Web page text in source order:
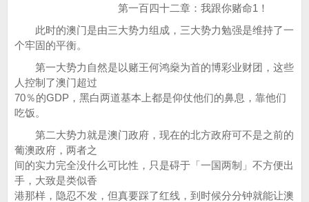
第一百四十二章：我跟你赌命1！
此时的澳门是由三大势力组成，三大势力勉强是维持了一
个牢固的平衡。
第一大势力自然是以赌王何鸿燊为首的博彩业财团，这些
人控制了澳门超过
70％的GDP，黑白两道基本上都是仰仗他们的鼻息，靠他们
吃饭。
第二大势力就是澳门政府，现在的北方政府可不是之前的
葡澳政府，两者之
间的实力完全没什么可比性，只是碍于「一国两制」不方便出
手，大致是类似香
港那样，隐忍不发，但真要踩了红线，到时候分分钟就能让澳